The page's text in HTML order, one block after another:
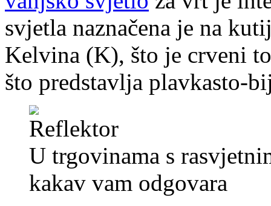
svjetla naznačena je na
Kelvina (K), što je crveni
što predstavlja plavkasto-
U trgovinama s
kakav vam odgovara